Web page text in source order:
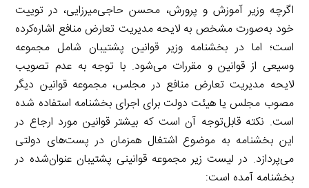
اگرچه وزیر آموزش و پرورش، محسن حاجی‌میرزایی، در توییت
خود به‌صورت مشخص به لایحه مدیریت تعارض منافع اشاره‌کرده
است؛ اما در بخشنامه وزیر قوانین پشتیبان شامل مجموعه
وسیعی از قوانین و مقررات می‌شود. با توجه به عدم تصویب
لایحه مدیریت تعارض منافع در مجلس، مجموعه قوانین دیگر
مصوب مجلس یا هیئت دولت برای اجرای بخشنامه استفاده شده
است. نکته قابل‌توجه آن است که بیشتر قوانین مورد ارجاع در
این بخشنامه به موضوع اشتغال همزمان در پست‌های دولتی
می‌پردازد. در لیست زیر مجموعه قوانینی پشتیبان عنوان‌شده در
بخشنامه آمده است: